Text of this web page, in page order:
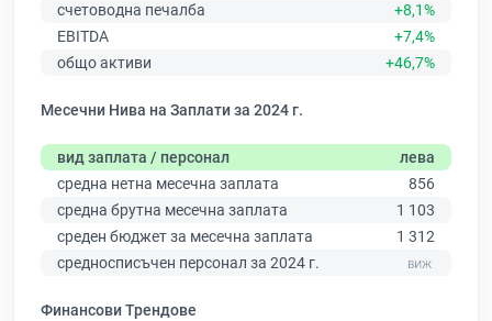
счетоводна печалба
+8,1%
EBITDA
+7,4%
общо активи
+46,7%
Месечни Нива на Заплати за 2024 г.
вид заплата / персонал
лева
средна нетна месечна заплата
856
средна брутна месечна заплата
1 103
среден бюджет за месечна заплата
1 312
средносписъчен персонал за 2024 г.
Финансови Трендове